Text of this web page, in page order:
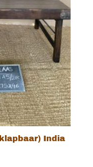
India